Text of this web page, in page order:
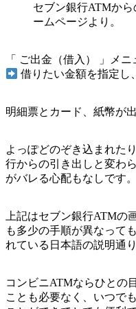
セブン銀行ATMか
ームページより。
「 ご出金（借入） 」メ
借りたい金額を指定し
明細票とカード、紙幣が
よっぽどのぞき込まれた
行からの引き出しと変わ
がバレる心配もなしです。
上記はセブン銀行ATMの
も多少の手順が異なって
れている日本語の説明通
コンビニATMならひとの
ことも必要なく、いつで